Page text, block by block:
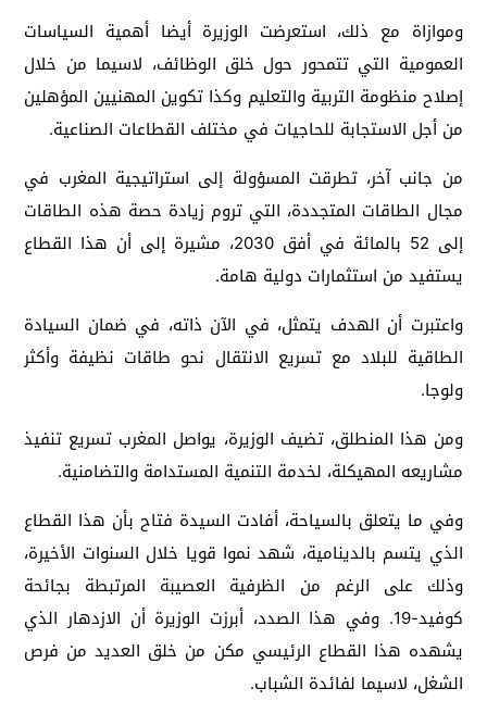
وموازاة مع ذلك، استعرضت الوزيرة أيضا أهمية السياسات
العمومية التي تتمحور حول خلق الوظائف، لاسيما من خلال
إصلاح منظومة التربية والتعليم وكذا تكوين المهنيين المؤهلين
من أجل الاستجابة للحاجيات في مختلف القطاعات الصناعية.
من جانب آخر، تطرقت المسؤولة إلى استراتيجية المغرب في
مجال الطاقات المتجددة، التي تروم زيادة حصة هذه الطاقات
إلى 52 بالمائة في أفق 2030، مشيرة إلى أن هذا القطاع
يستفيد من استثمارات دولية هامة.
واعتبرت أن الهدف يتمثل، في الآن ذاته، في ضمان السيادة
الطاقية للبلاد مع تسريع الانتقال نحو طاقات نظيفة وأكثر
ولوجا.
ومن هذا المنطلق، تضيف الوزيرة، يواصل المغرب تسريع تنفيذ
مشاريعه المهيكلة، لخدمة التنمية المستدامة والتضامنية.
وفي ما يتعلق بالسياحة، أفادت السيدة فتاح بأن هذا القطاع
الذي يتسم بالدينامية، شهد نموا قويا خلال السنوات الأخيرة،
وذلك على الرغم من الظرفية العصيبة المرتبطة بجائحة
كوفيد-19. وفي هذا الصدد، أبرزت الوزيرة أن الازدهار الذي
يشهده هذا القطاع الرئيسي مكن من خلق العديد من فرص
الشغل، لاسيما لفائدة الشباب.